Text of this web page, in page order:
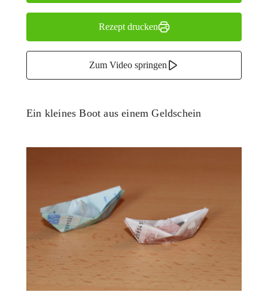
Rezept drucken
Zum Video springen
Ein kleines Boot aus einem Geldschein